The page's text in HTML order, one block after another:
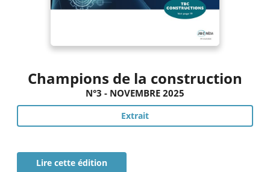
Champions de la construction
N°3 - NOVEMBRE 2025
Extrait
Lire cette édition